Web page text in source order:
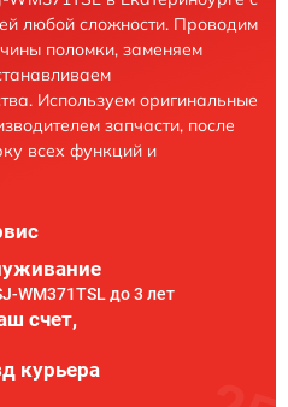
любой сложности. Проводим
поломки, заменяем
Используем оригинальные
запчасти, после
всех функций и
WM371TSL до 3 лет
счет,
курьера